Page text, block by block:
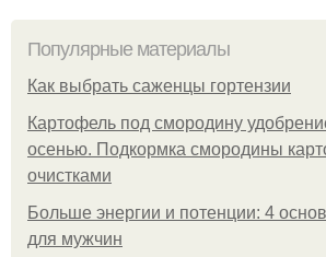
Популярные материалы
Как выбрать саженцы гортензии
Картофель под смородину
осенью. Подкормка смородины
очистками
Больше энергии и потенции: 4
для мужчин